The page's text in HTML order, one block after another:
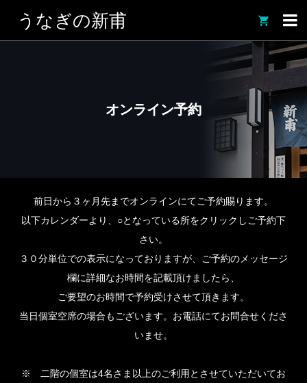
うなぎの新甫 
オンライン予約
前日から３ヶ月先までオンラインにてご予約賜ります。
以下カレンダーより、○となっている所をクリックしご予約下
さい。
３０分単位での表示になっておりますが、ご予約のメッセージ
欄に詳細なお時間を記載頂けましたら、
ご要望のお時間で予約受けさせて頂きます。
当日個室空席の場合もございます。お電話にてお問合せくださ
いませ。
※ 二階の個室は4名さま以上のご利用とさせていただいてお